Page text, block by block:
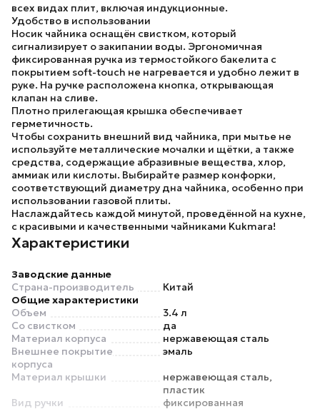
всех видах плит, включая индукционные.
Удобство в использовании
Носик чайника оснащён свистком, который
сигнализирует о закипании воды. Эргономичная
фиксированная ручка из термостойкого бакелита с
покрытием soft-touch не нагревается и удобно лежит в
руке. На ручке расположена кнопка, открывающая
клапан на сливе.
Плотно прилегающая крышка обеспечивает
герметичность.
Чтобы сохранить внешний вид чайника, при мытье не
используйте металлические мочалки и щётки, а также
средства, содержащие абразивные вещества, хлор,
аммиак или кислоты. Выбирайте размер конфорки,
соответствующий диаметру дна чайника, особенно при
использовании газовой плиты.
Наслаждайтесь каждой минутой, проведённой на кухне,
с красивыми и качественными чайниками Kukmara!
Характеристики
Заводские данные
Страна-производитель
Китай
Общие характеристики
Объем
3.4 л
Со свистком
да
Материал корпуса
нержавеющая сталь
Внешнее покрытие
корпуса
эмаль
Материал крышки
нержавеющая сталь,
пластик
Вид ручки
фиксированная